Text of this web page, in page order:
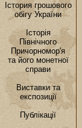
Істория грошового
обігу України
Історія
Північного
Причoрномор'я
та його монетної
справи
Виставки та
експозиції
Публікації